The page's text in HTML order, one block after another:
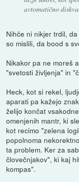
avtomatično
Nihče ni nikjer trdil,
so mislili, da bood s
Nikakor pa ne moreš
"svetosti življenja" in
Heck, kot si rekel,
aparati pa kažejo
želijo končat
omenjenih mantr, ki
kot recimo "zelena
popolnoma
ta problem. Ker za
človečnjakov", ki kaj
kompas".